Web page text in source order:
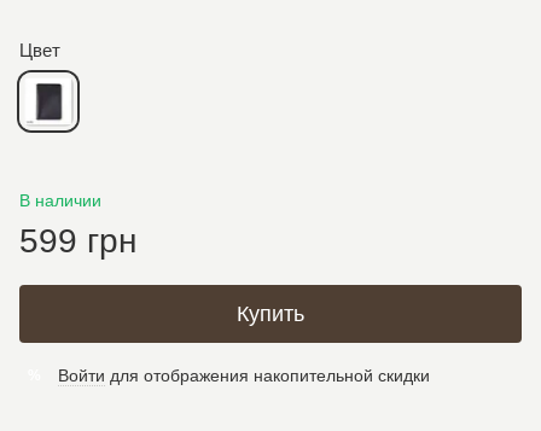
Цвет
В наличии
599 грн
Купить
Войти для отображения накопительной скидки